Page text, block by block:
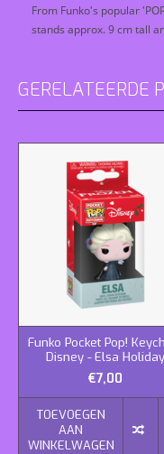
From Funko's popular
stands approx. 9 cm tall
GERELATEERDE
Funko Pocket Pop!
Disney - Elsa Holiday
€7,00
TOEVOEGEN
AAN
WINKELWAGEN